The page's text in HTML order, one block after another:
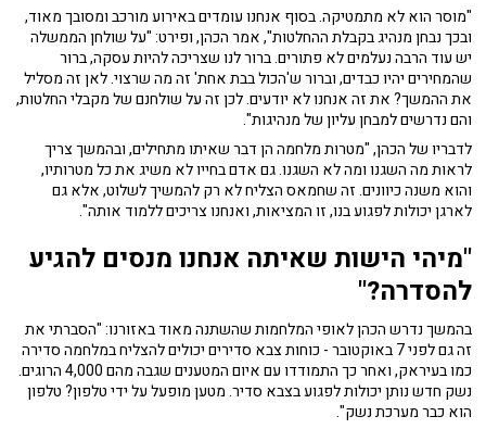
"מוסר הוא לא מתמטיקה. בסוף אנחנו עומדים באירוע מורכב ומסובך מאוד,
ובכך נבחן מנהיג בקבלת ההחלטות", אמר הכהן, ופירט: "על שולחן הממשלה
יש עוד הרבה נעלמים לא פתורים. ברור לנו שצריכה להיות עסקה, ברור
שהמחירים יהיו כבדים, וברור ש'הכול בבת אחת' זה מה שרצוי. לאן זה מסליל
את ההמשך? את זה אנחנו לא יודעים. לכן זה על שולחנם של מקבלי החלטות,
והם נדרשים למבחן עליון של מנהיגות".
לדבריו של הכהן, "מטרות מלחמה הן דבר שאיתו מתחילים, ובהמשך צריך
לראות מה השגנו ומה לא השגנו. גם אדם בחייו לא משיג את כל מטרותיו,
והוא משנה כיוונים. זה שחמאס הצליח לא רק להמשיך לשלוט, אלא גם
לארגן יכולות לפגוע בנו, זו המציאות, ואנחנו צריכים ללמוד אותה".
"מיהי הישות שאיתה אנחנו מנסים להגיע
להסדרה?"
בהמשך נדרש הכהן לאופי המלחמות שהשתנה מאוד באזורנו: "הסברתי את
זה גם לפני 7 באוקטובר - כוחות צבא סדירים יכולים להצליח במלחמה סדירה
כמו בעיראק, ואחר כך התמודדו עם איום המטענים שגבה מהם 4,000 הרוגים.
נשק חדש נותן יכולות לפגוע בצבא סדיר. מטען מופעל על ידי טלפון? טלפון
הוא כבר מערכת נשק".